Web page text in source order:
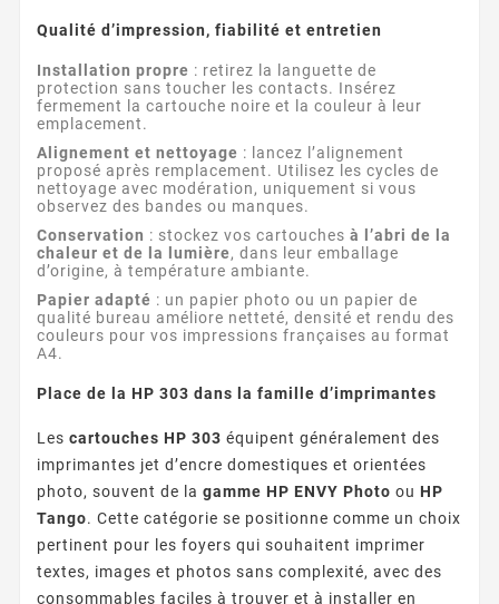
Qualité d’impression, fiabilité et entretien
Installation propre : retirez la languette de
protection sans toucher les contacts. Insérez
fermement la cartouche noire et la couleur à leur
emplacement.
Alignement et nettoyage : lancez l’alignement
proposé après remplacement. Utilisez les cycles de
nettoyage avec modération, uniquement si vous
observez des bandes ou manques.
Conservation : stockez vos cartouches à l’abri de la
chaleur et de la lumière, dans leur emballage
d’origine, à température ambiante.
Papier adapté : un papier photo ou un papier de
qualité bureau améliore netteté, densité et rendu des
couleurs pour vos impressions françaises au format
A4.
Place de la HP 303 dans la famille d’imprimantes
Les cartouches HP 303 équipent généralement des
imprimantes jet d’encre domestiques et orientées
photo, souvent de la gamme HP ENVY Photo ou HP
Tango. Cette catégorie se positionne comme un choix
pertinent pour les foyers qui souhaitent imprimer
textes, images et photos sans complexité, avec des
consommables faciles à trouver et à installer en